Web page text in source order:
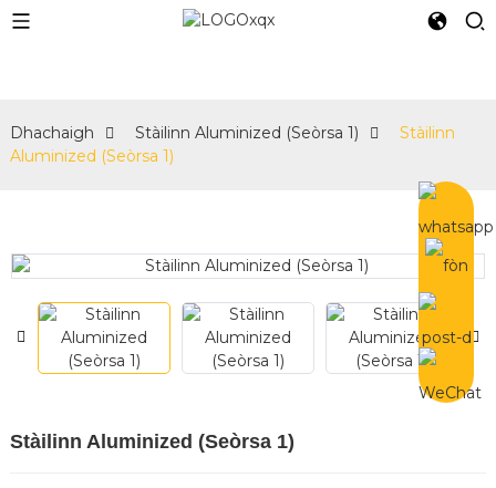
Dhachaigh Stàilinn Aluminized (Seòrsa 1)
Stàilinn
Aluminized (Seòrsa 1)
Stàilinn Aluminized (Seòrsa 1)